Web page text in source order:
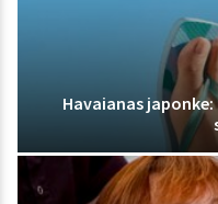
Havaianas